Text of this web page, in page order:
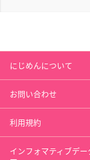
にじめんについて
お問い合わせ
利用規約
インフォマティブデー